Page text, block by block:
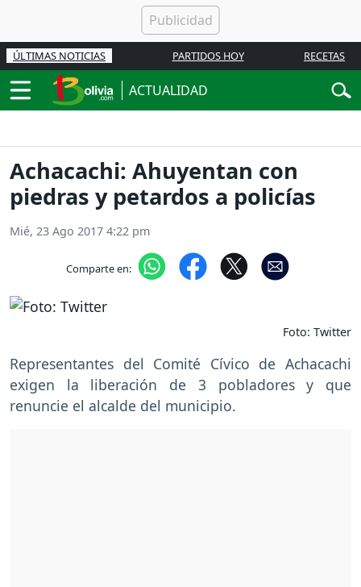
ÚLTIMAS NOTICIAS PARTIDOS HOY RECETAS
ACTUALIDAD
Achacachi: Ahuyentan con
piedras y petardos a policías
Mié, 23 Ago 2017 4:22 pm
Comparte en:
Foto: Twitter
Representantes del Comité Cívico de Achacachi
exigen la liberación de 3 pobladores y que
renuncie el alcalde del municipio.